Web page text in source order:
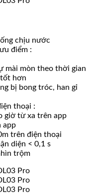
chịu nước
điểm :
mài mòn theo thời gian
hơn
bị bong tróc, han gỉ
thoại :
giờ từ xa trên app
app
trên điện thoại
diện < 0,1 s
trộm